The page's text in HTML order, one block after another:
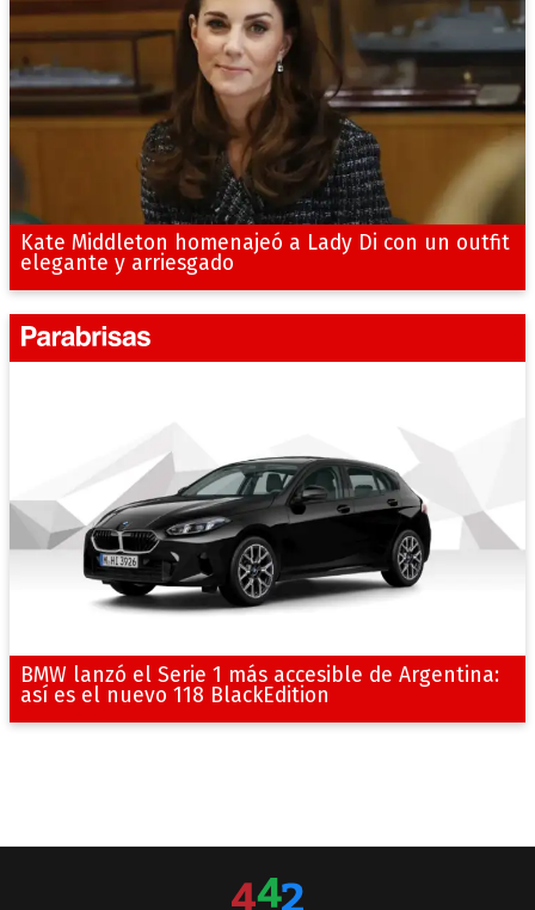
Kate Middleton homenajeó a Lady Di con un outfit
elegante y arriesgado
BMW lanzó el Serie 1 más accesible de Argentina:
así es el nuevo 118 BlackEdition